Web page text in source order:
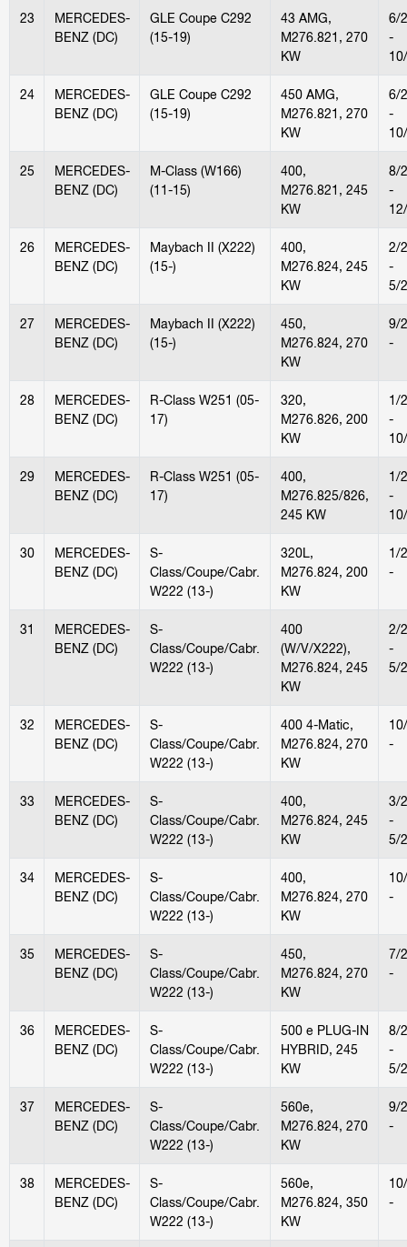
23
MERCEDES-
BENZ (DC)
GLE Coupe C292
(15-19)
43 AMG,
M276.821, 270
KW
6/
-
24
MERCEDES-
BENZ (DC)
GLE Coupe C292
(15-19)
450 AMG,
M276.821, 270
KW
6/
-
25
MERCEDES-
BENZ (DC)
M-Class (W166)
(11-15)
400,
M276.821, 245
KW
8/
-
26
MERCEDES-
BENZ (DC)
Maybach II (X222)
(15-)
400,
M276.824, 245
KW
2/
-
5/
27
MERCEDES-
BENZ (DC)
Maybach II (X222)
(15-)
450,
M276.824, 270
KW
9/
-
28
MERCEDES-
BENZ (DC)
R-Class W251 (05-
17)
320,
M276.826, 200
KW
1/
-
29
MERCEDES-
BENZ (DC)
R-Class W251 (05-
17)
400,
M276.825/826,
245 KW
1/
-
30
MERCEDES-
BENZ (DC)
S-
Class/Coupe/Cabr.
W222 (13-)
320L,
M276.824, 200
KW
1/
-
31
MERCEDES-
BENZ (DC)
S-
Class/Coupe/Cabr.
W222 (13-)
400
(W/V/X222),
M276.824, 245
KW
2/
-
5/
32
MERCEDES-
BENZ (DC)
S-
Class/Coupe/Cabr.
W222 (13-)
400 4-Matic,
M276.824, 270
KW
-
33
MERCEDES-
BENZ (DC)
S-
Class/Coupe/Cabr.
W222 (13-)
400,
M276.824, 245
KW
3/
-
5/
34
MERCEDES-
BENZ (DC)
S-
Class/Coupe/Cabr.
W222 (13-)
400,
M276.824, 270
KW
-
35
MERCEDES-
BENZ (DC)
S-
Class/Coupe/Cabr.
W222 (13-)
450,
M276.824, 270
KW
7/
-
36
MERCEDES-
BENZ (DC)
S-
Class/Coupe/Cabr.
W222 (13-)
500 e PLUG-IN
HYBRID, 245
KW
8/
-
5/
37
MERCEDES-
BENZ (DC)
S-
Class/Coupe/Cabr.
W222 (13-)
560e,
M276.824, 270
KW
9/
-
38
MERCEDES-
BENZ (DC)
S-
Class/Coupe/Cabr.
W222 (13-)
560e,
M276.824, 350
KW
-